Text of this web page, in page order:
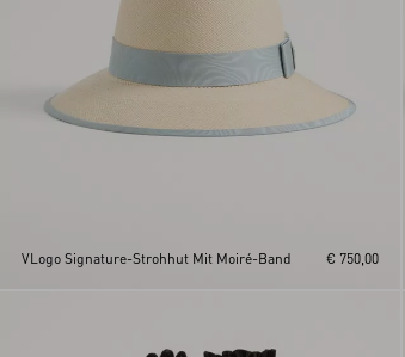
VLogo Signature-Strohhut Mit Moiré-Band € 750,00